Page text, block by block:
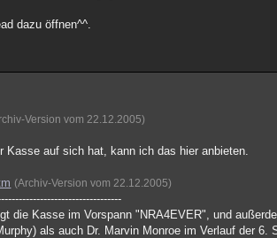
dazu öffnen^^.
Version vom 22.12.2005)
Kasse auf sich hat, kann ich das hier anbieten.
(Archiv-Version vom 22.12.2005)
die Kasse im Vorspann "NRA4EVER", und
als auch Dr. Marvin Monroe im Verlauf der